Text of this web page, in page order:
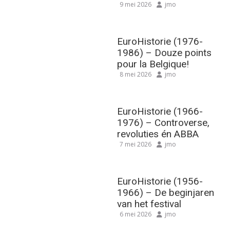
9 mei 2026 jmo
EuroHistorie (1976-
1986) – Douze points
pour la Belgique!
8 mei 2026 jmo
EuroHistorie (1966-
1976) – Controverse,
revoluties én ABBA
7 mei 2026 jmo
EuroHistorie (1956-
1966) – De beginjaren
van het festival
6 mei 2026 jmo